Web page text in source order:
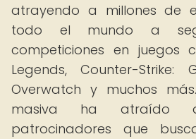
atrayendo a millones de
todo el mundo a
competiciones en juegos
Legends, Counter-Strike:
Overwatch y muchos
masiva ha atraído
patrocinadores que